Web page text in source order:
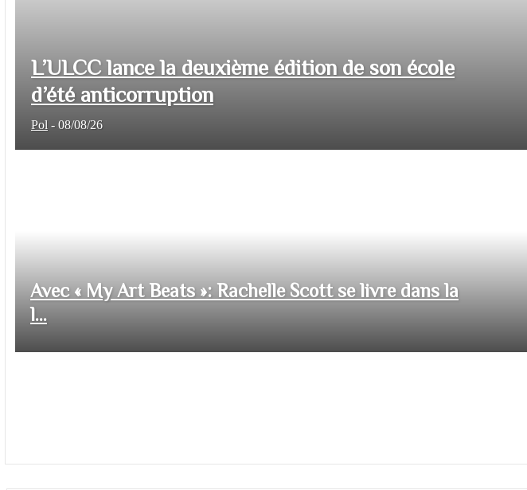
L’ULCC lance la deuxième édition de son école
d’été anticorruption
Pol - 08/08/26
Avec « My Art Beats »: Rachelle Scott se livre dans la
l...